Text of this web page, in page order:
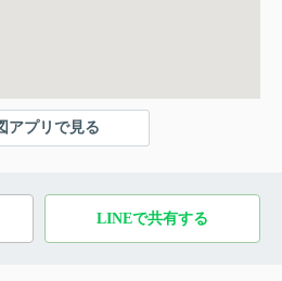
アプリで見る
LINEで共有する